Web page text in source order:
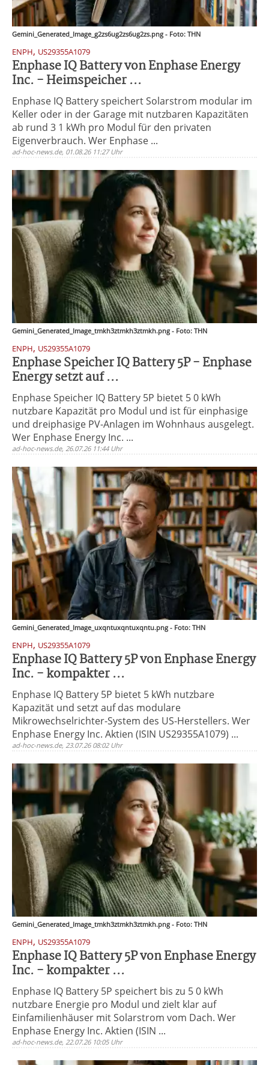
Gemini_Generated_Image_g2zs6ug2zs6ug2zs.png - Foto: THN
ENPH, US29355A1079
Enphase IQ Battery von Enphase Energy
Inc. - Heimspeicher ...
Enphase IQ Battery speichert Solarstrom modular im
Keller oder in der Garage mit nutzbaren Kapazitäten
ab rund 3 1 kWh pro Modul für den privaten
Eigenverbrauch. Wer Enphase ...
ad-hoc-news.de, 01.08.26 11:27 Uhr
Gemini_Generated_Image_tmkh3ztmkh3ztmkh.png - Foto: THN
ENPH, US29355A1079
Enphase Speicher IQ Battery 5P - Enphase
Energy setzt auf ...
Enphase Speicher IQ Battery 5P bietet 5 0 kWh
nutzbare Kapazität pro Modul und ist für einphasige
und dreiphasige PV-Anlagen im Wohnhaus ausgelegt.
Wer Enphase Energy Inc. ...
ad-hoc-news.de, 26.07.26 11:44 Uhr
Gemini_Generated_Image_uxqntuxqntuxqntu.png - Foto: THN
ENPH, US29355A1079
Enphase IQ Battery 5P von Enphase Energy
Inc. - kompakter ...
Enphase IQ Battery 5P bietet 5 kWh nutzbare
Kapazität und setzt auf das modulare
Mikrowechselrichter-System des US-Herstellers. Wer
Enphase Energy Inc. Aktien (ISIN US29355A1079) ...
ad-hoc-news.de, 23.07.26 08:02 Uhr
Gemini_Generated_Image_tmkh3ztmkh3ztmkh.png - Foto: THN
ENPH, US29355A1079
Enphase IQ Battery 5P von Enphase Energy
Inc. - kompakter ...
Enphase IQ Battery 5P speichert bis zu 5 0 kWh
nutzbare Energie pro Modul und zielt klar auf
Einfamilienhäuser mit Solarstrom vom Dach. Wer
Enphase Energy Inc. Aktien (ISIN ...
ad-hoc-news.de, 22.07.26 10:05 Uhr